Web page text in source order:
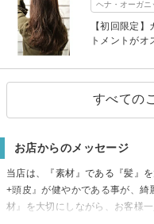
ヘナ・オーガニ
【初回限定
トメントが
すべての
お店からのメッセージ
当店は、『素材』である『髪』
+頭皮』が健やかである事が、
材』を大切にしながら、お客様